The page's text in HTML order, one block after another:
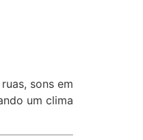
sons em
um clima